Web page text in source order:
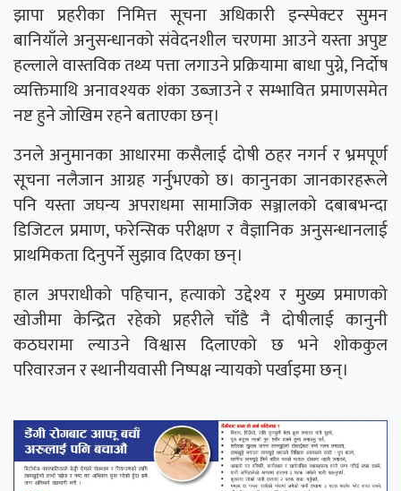
झापा प्रहरीका निमित्त सूचना अधिकारी इन्स्पेक्टर सुमन
बानियाँले अनुसन्धानको संवेदनशील चरणमा आउने यस्ता अपुष्ट
हल्लाले वास्तविक तथ्य पत्ता लगाउने प्रक्रियामा बाधा पुग्ने, निर्दोष
व्यक्तिमाथि अनावश्यक शंका उब्जाउने र सम्भावित प्रमाणसमेत
नष्ट हुने जोखिम रहने बताएका छन्।
उनले अनुमानका आधारमा कसैलाई दोषी ठहर नगर्न र भ्रमपूर्ण
सूचना नलैजान आग्रह गर्नुभएको छ। कानुनका जानकारहरूले
पनि यस्ता जघन्य अपराधमा सामाजिक सञ्जालको दबाबभन्दा
डिजिटल प्रमाण, फरेन्सिक परीक्षण र वैज्ञानिक अनुसन्धानलाई
प्राथमिकता दिनुपर्ने सुझाव दिएका छन्।
हाल अपराधीको पहिचान, हत्याको उद्देश्य र मुख्य प्रमाणको
खोजीमा केन्द्रित रहेको प्रहरीले चाँडै नै दोषीलाई कानुनी
कठघरामा ल्याउने विश्वास दिलाएको छ भने शोककुल
परिवारजन र स्थानीयवासी निष्पक्ष न्यायको पर्खाइमा छन्।